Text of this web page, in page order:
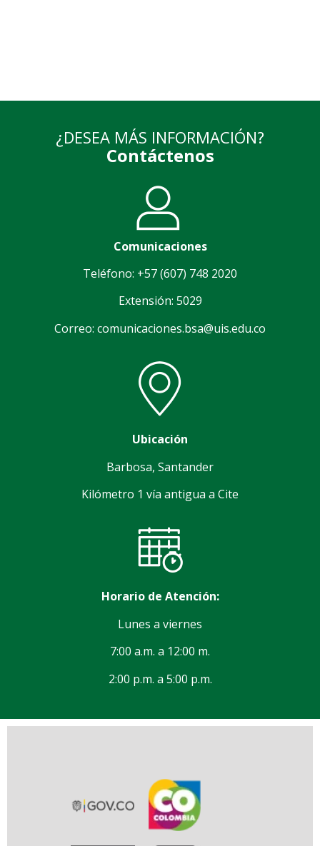
¿DESEA MÁS INFORMACIÓN?
Contáctenos
Comunicaciones
Teléfono: +57 (607) 748 2020
Extensión: 5029
Correo: comunicaciones.bsa@uis.edu.co
Ubicación
Barbosa, Santander
Kilómetro 1 vía antigua a Cite
Horario de Atención:
Lunes a viernes
7:00 a.m. a 12:00 m.
2:00 p.m. a 5:00 p.m.